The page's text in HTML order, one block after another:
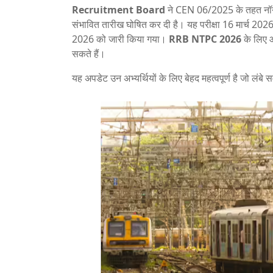
Recruitment Board ने CEN 06/2025 के तहत
संभावित तारीख घोषित कर दी है। यह परीक्षा 16 मार्च
2026 को जारी किया गया। RRB NTPC 2026के लिए
सकते हैं।
यह अपडेट उन अभ्यर्थियों के लिए बेहद महत्वपूर्ण है जो लंबे